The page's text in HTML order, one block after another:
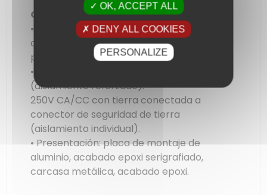
Otras especificaciones
• Seguridad : cumple la norma EN 61010-1.
categoría III de sobretensión, grado 2 de
polución.
• Tensión máx. : DR04-07, 150V CA/CC
(aislamiento reforzado).
250V CA/CC con tierra conectada a
conector de seguridad de tierra
(aislamiento individual).
• Presentación: placa de montaje de
aluminio, acabado epoxi serigrafiado,
carcasa metálica, acabado epoxi.
OK, ACCEPT ALL
DENY ALL COOKIES
PERSONALIZE